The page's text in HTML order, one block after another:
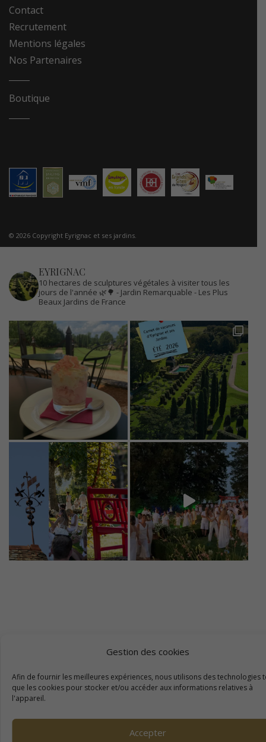
Gestion des cookies
Afin de fournir les meilleures expériences, nous utilisons des technologies
que les cookies pour stocker et/ou accéder aux informations relatives à
l'appareil.
Accepter
Contact
Recrutement
Mentions légales
Nos Partenaires
Boutique
© 2026 Copyright Eyrignac et ses jardins.
EYRIGNAC
10 hectares de sculptures végétales à visiter tous les
jours de l'année 🌿🌳 - Jardin Remarquable - Les Plus
Beaux Jardins de France